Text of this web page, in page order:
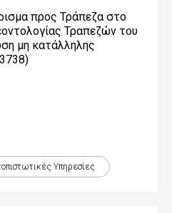
προς Τράπεζα στο
Τραπεζών του
μη κατάλληλης
Yπηρεσίες